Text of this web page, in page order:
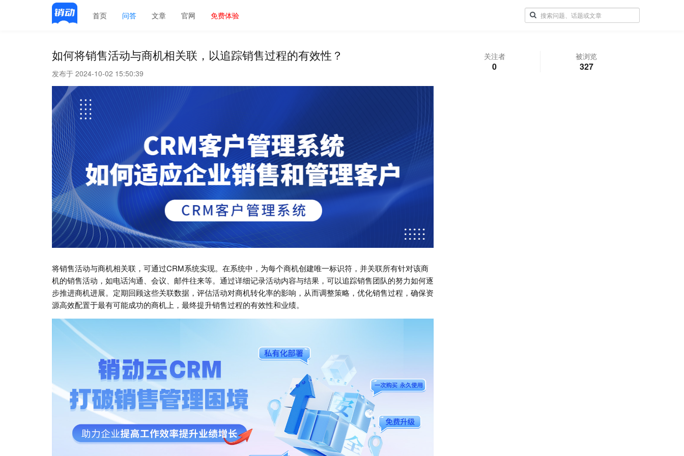
首页 问答 文章 官网 免费体验
如何将销售活动与商机相关联，以追踪销售过程的有效性？
发布于 2024-10-02 15:50:39
将销售活动与商机相关联，可通过CRM系统实现。在系统中，为每个商机创建唯一标识符，并关联所有针对该商
机的销售活动，如电话沟通、会议、邮件往来等。通过详细记录活动内容与结果，可以追踪销售团队的努力如何逐
步推进商机进展。定期回顾这些关联数据，评估活动对商机转化率的影响，从而调整策略，优化销售过程，确保资
源高效配置于最有可能成功的商机上，最终提升销售过程的有效性和业绩。
关注者
0
被浏览
327